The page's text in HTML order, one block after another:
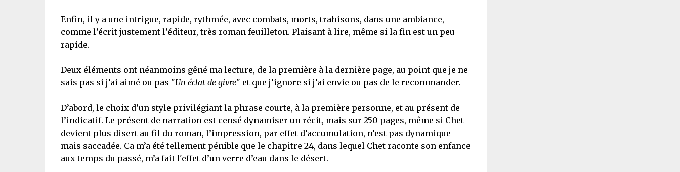
Enfin, il y a une intrigue, rapide, rythmée, avec combats, morts, trahisons, dans une ambiance,
comme l’écrit justement l’éditeur, très roman feuilleton. Plaisant à lire, même si la fin est un peu
rapide.
Deux éléments ont néanmoins gêné ma lecture, de la première à la dernière page, au point que je ne
sais pas si j’ai aimé ou pas "Un éclat de givre" et que j’ignore si j’ai envie ou pas de le recommander.
D’abord, le choix d’un style privilégiant la phrase courte, à la première personne, et au présent de
l’indicatif. Le présent de narration est censé dynamiser un récit, mais sur 250 pages, même si Chet
devient plus disert au fil du roman, l’impression, par effet d’accumulation, n’est pas dynamique
mais saccadée. Ca m’a été tellement pénible que le chapitre 24, dans lequel Chet raconte son enfance
aux temps du passé, m’a fait l'effet d’un verre d’eau dans le désert.